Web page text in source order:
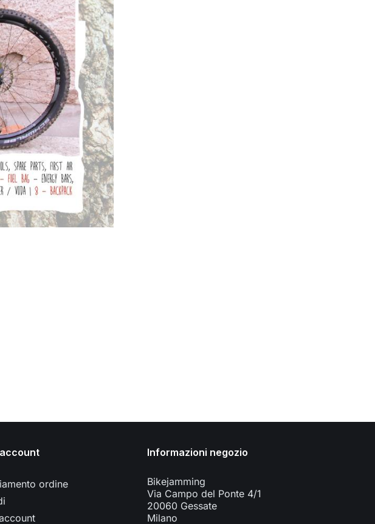
ordine
Informazioni negozio
Bikejamming
Via Campo del Ponte 4/1
20060 Gessate
Milano